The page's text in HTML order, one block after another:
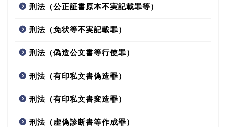
刑法（公正証書原本不実記載罪等）
刑法（免状等不実記載罪）
刑法（偽造公文書等行使罪）
刑法（有印私文書偽造罪）
刑法（有印私文書変造罪）
刑法（虚偽診断書等作成罪）